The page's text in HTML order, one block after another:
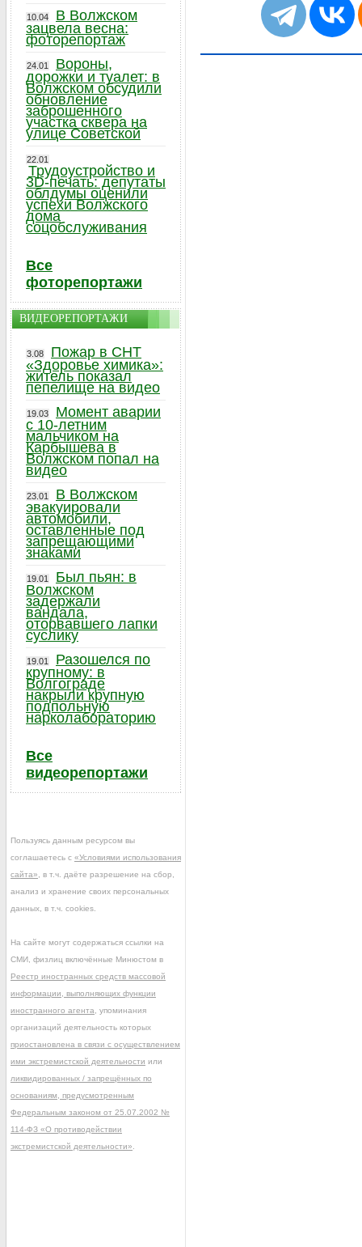
10.04
В Волжском
зацвела весна:
фоторепортаж
24.01
Вороны,
дорожки и туалет: в
Волжском обсудили
обновление
заброшенного
участка сквера на
улице Советской
22.01
Трудоустройство и
3D-печать: депутаты
облдумы оценили
успехи Волжского
дома
соцобслуживания
Все
фоторепортажи
ВИДЕОРЕПОРТАЖИ
3.08
Пожар в СНТ
«Здоровье химика»:
житель показал
пепелище на видео
19.03
Момент аварии
с 10-летним
мальчиком на
Карбышева в
Волжском попал на
видео
23.01
В Волжском
эвакуировали
автомобили,
оставленные под
запрещающими
знаками
19.01
Был пьян: в
Волжском
задержали
вандала,
оторвавшего лапки
суслику
19.01
Разошелся по
крупному: в
Волгограде
накрыли крупную
подпольную
нарколабораторию
Все
видеорепортажи
Пользуясь данным ресурсом вы
соглашаетесь с «Условиями использования
сайта» , в т.ч. даёте разрешение на сбор,
анализ и хранение своих персональных
данных, в т.ч. cookies.
На сайте могут содержаться ссылки на
СМИ, физлиц включённые Минюстом в
Реестр иностранных средств массовой
информации, выполняющих функции
иностранного агента , упоминания
организаций деятельность которых
приостановлена в связи с осуществлением
ими экстремистской деятельности или
ликвидированных / запрещённых по
основаниям, предусмотренным
Федеральным законом от 25.07.2002 №
114-ФЗ «О противодействии
экстремистской деятельности»